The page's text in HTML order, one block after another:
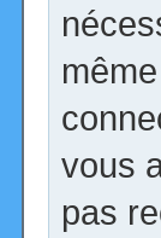
vous
pas